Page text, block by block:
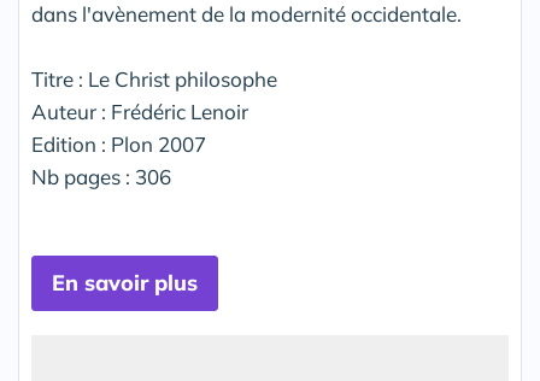
dans l'avènement de la modernité occidentale.
Titre : Le Christ philosophe
Auteur : Frédéric Lenoir
Edition : Plon 2007
Nb pages : 306
En savoir plus